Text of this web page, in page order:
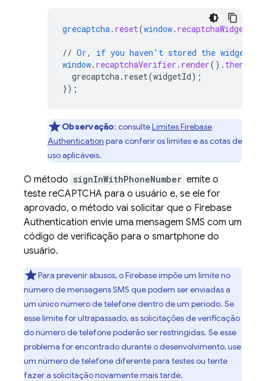
grecaptcha. reset(window. recaptchaWidgetId
// Or, if you haven ' t stored the widget
window. recaptchaVerifier . render() . then
grecaptcha.reset(widgetId) ;
});
Observação: consulteLimitesFirebase
Authentication para conferir os limites e as cotas de
uso aplicáveis.
O método signInWithPhoneNumber emite o
teste reCAPTCHA para o usuário e, se ele for
aprovado, o método vai solicitar que o Firebase
Authentication envie uma mensagem SMS com um
código de verificação para o smartphone do
usuário.
Para prevenir abusos, o Firebase impõe um limite no
número de mensagens SMS que podem ser enviadas a
um único número de telefone dentro de um período. Se
esse limite for ultrapassado, as solicitações de verificação
do número de telefone poderão ser restringidas. Se esse
problema for encontrado durante o desenvolvimento, use
um número de telefone diferente para testes ou tente
fazer a solicitação novamente mais tarde.